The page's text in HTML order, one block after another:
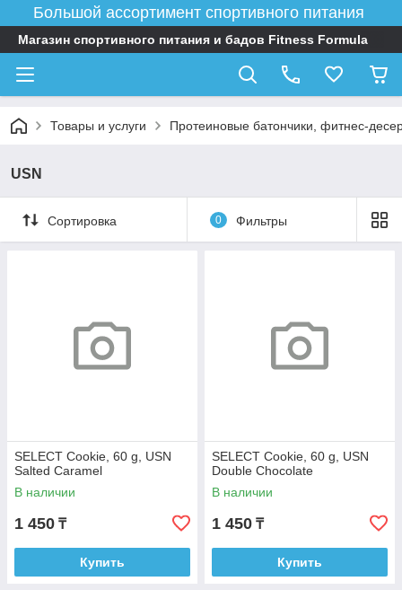
Большой ассортимент спортивного питания
Магазин спортивного питания и бадов Fitness Formula
Товары и услуги Протеиновые батончики, фитнес-
USN
Сортировка 0 Фильтры
SELECT Cookie, 60 g, USN
Salted Caramel
В наличии
1 450 ₸
Купить
SELECT Cookie, 60 g, USN
Double Chocolate
В наличии
1 450 ₸
Купить